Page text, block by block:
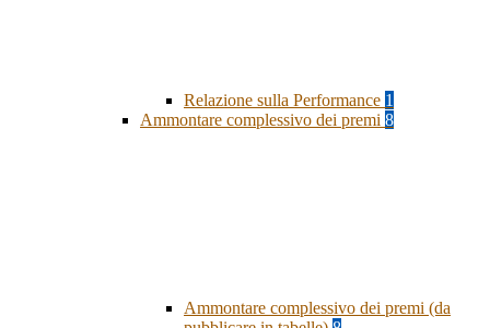
Relazione sulla Performance 1
Ammontare complessivo dei premi 8
Ammontare complessivo dei premi (da